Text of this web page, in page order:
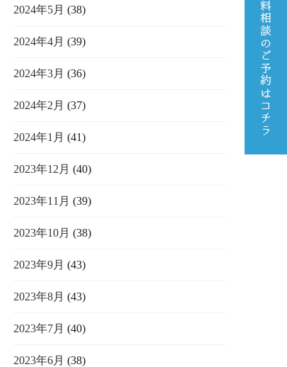
2024年5月 (38)
2024年4月 (39)
2024年3月 (36)
2024年2月 (37)
2024年1月 (41)
2023年12月 (40)
2023年11月 (39)
2023年10月 (38)
2023年9月 (43)
2023年8月 (43)
2023年7月 (40)
2023年6月 (38)